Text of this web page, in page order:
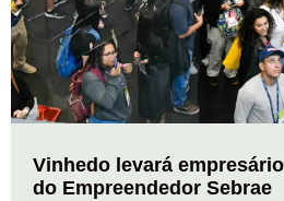
Vinhedo levará
do Empreendedor Sebrae